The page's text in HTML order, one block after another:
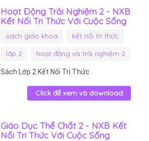
Hoạt Động Trải Nghiệm 2 - NXB
Kết Nối Tri Thức Với Cuộc Sống
sách giáo khoa
kết nối tri thức
lớp 2
hoạt động và trải nghiệm 2
Sách Lớp 2 Kết Nối Tri Thức
Click để xem và download
Giáo Dục Thể Chất 2 - NXB Kết
Nối Tri Thức Với Cuộc Sống